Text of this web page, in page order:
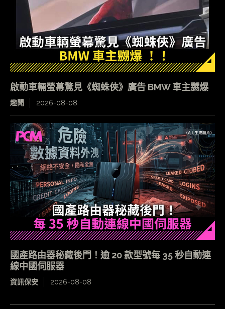
啟動車輛螢幕驚見《蜘蛛俠》廣告 BMW 車主嬲爆
趣聞 2026-08-08
國產路由器秘藏後門！逾 20 款型號每 35 秒自動連
線中國伺服器
資訊保安 2026-08-08